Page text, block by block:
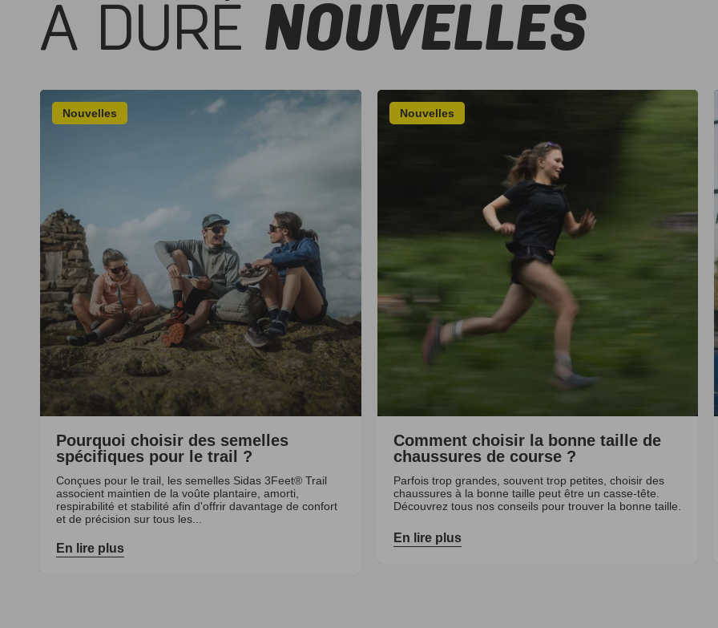
A DURÉ NOUVELLES
Nouvelles
Pourquoi choisir des semelles
spécifiques pour le trail ?
Conçues pour le trail, les semelles Sidas 3Feet® Trail
associent maintien de la voûte plantaire, amorti,
respirabilité et stabilité afin d'offrir davantage de confort
et de précision sur tous les...
En lire plus
Nouvelles
Comment choisir la bonne taille de
chaussures de course ?
Parfois trop grandes, souvent trop petites, choisir des
chaussures à la bonne taille peut être un casse-tête.
Découvrez tous nos conseils pour trouver la bonne taille.
En lire plus